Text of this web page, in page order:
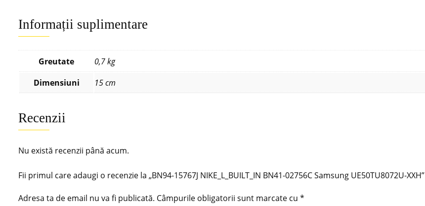
Informații suplimentare
Greutate
0,7 kg
Dimensiuni
15 cm
Recenzii
Nu există recenzii până acum.
Fii primul care adaugi o recenzie la „BN94-15767J NIKE_L_BUILT_IN BN41-02756C Samsung UE50TU8072U-XXH”
Adresa ta de email nu va fi publicată. Câmpurile obligatorii sunt marcate cu *